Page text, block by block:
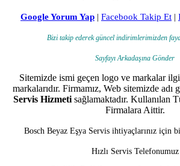
Google Yorum Yap | Facebook Takip Et |
Bizi takip ederek güncel indirimlerimizden
Sayfayı Arkadaşına Gönder
Sitemizde ismi geçen logo ve markalar
markalarıdır. Firmamız, Web sitemizde adı
Servis Hizmeti sağlamaktadır. Kullanılan
Firmalara Aittir.
Bosch Beyaz Eşya Servis ihtiyaçlarınız için
Hızlı Servis Telefonumuz